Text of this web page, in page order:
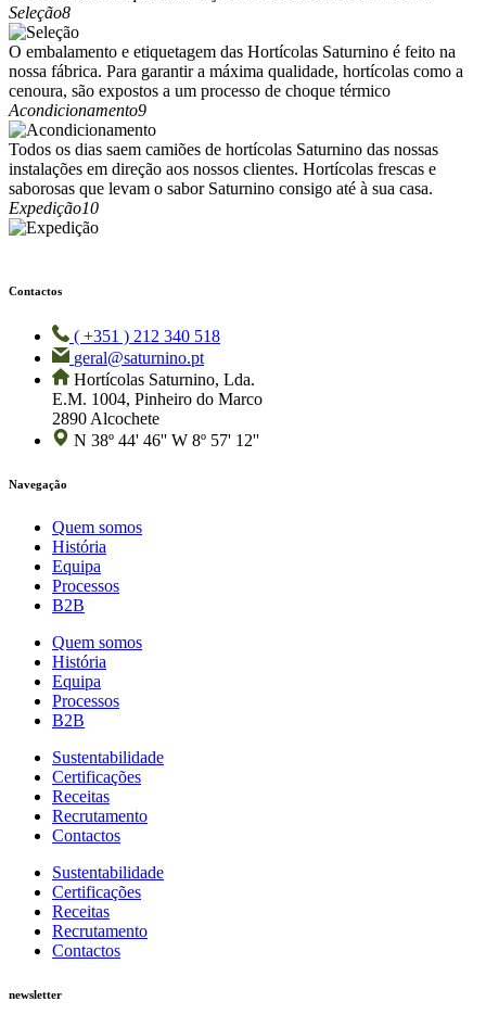
Seleção8
O embalamento e etiquetagem das Hortícolas Saturnino é feito na
nossa fábrica. Para garantir a máxima qualidade, hortícolas como a
cenoura, são expostos a um processo de choque térmico
Acondicionamento9
Todos os dias saem camiões de hortícolas Saturnino das nossas
instalações em direção aos nossos clientes. Hortícolas frescas e
saborosas que levam o sabor Saturnino consigo até à sua casa.
Expedição10
Contactos
( +351 ) 212 340 518
geral@saturnino.pt
Hortícolas Saturnino, Lda.
E.M. 1004, Pinheiro do Marco
2890 Alcochete
N 38º 44' 46'' W 8º 57' 12''
Navegação
Quem somos
História
Equipa
Processos
B2B
Quem somos
História
Equipa
Processos
B2B
Sustentabilidade
Certificações
Receitas
Recrutamento
Contactos
Sustentabilidade
Certificações
Receitas
Recrutamento
Contactos
newsletter